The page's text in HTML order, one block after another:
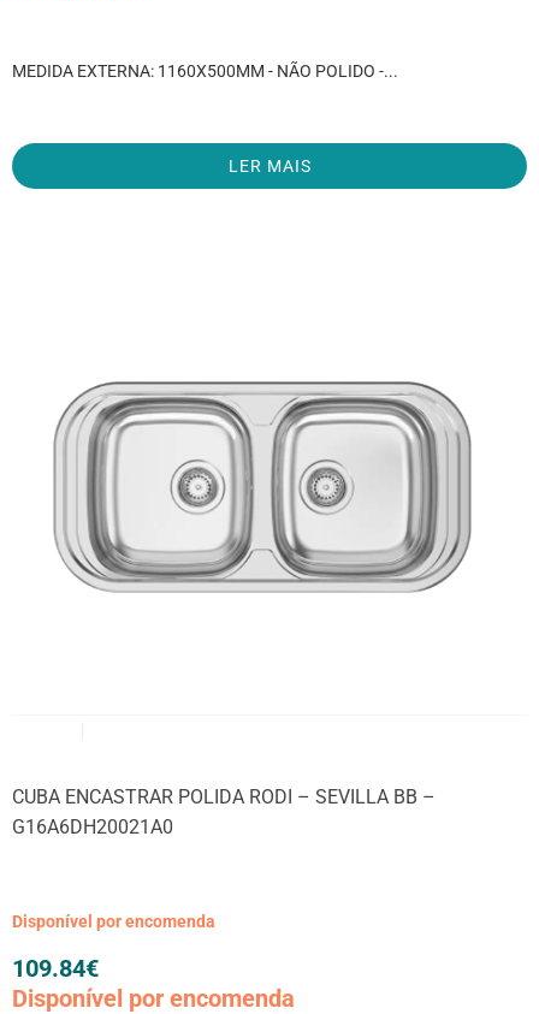
MEDIDA EXTERNA: 1160X500MM - NÃO POLIDO -...
LER MAIS
CUBA ENCASTRAR POLIDA RODI – SEVILLA BB –
G16A6DH20021A0
Disponível por encomenda
109.84€
Disponível por encomenda